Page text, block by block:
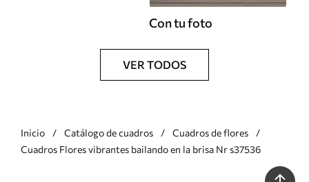
Con tu foto
VER TODOS
Inicio Catálogo de cuadros
Cuadros de flores
Cuadros Flores vibrantes bailando en la brisa Nr s37536